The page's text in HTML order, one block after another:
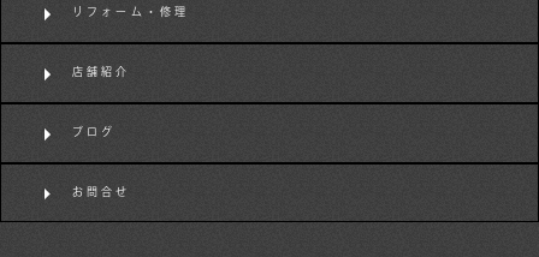
リフォーム・修理
店舗紹介
ブログ
お問合せ